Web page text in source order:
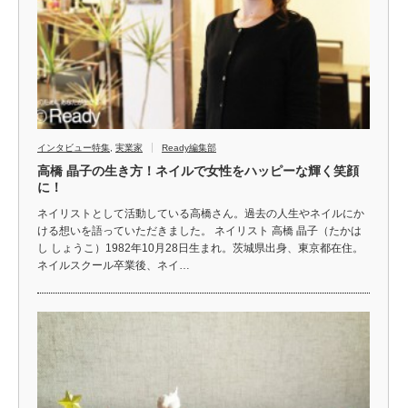
インタビュー特集 実業家 Ready編集部
高橋 晶子の生き方！ネイルで女性をハッピーな輝く笑顔
に！
ネイリストとして活動している高橋さん。過去の人生やネイルにか
ける想いを語っていただきました。 ネイリスト 高橋 晶子（たかは
し しょうこ）1982年10月28日生まれ。茨城県出身、東京都在住。
ネイルスクール卒業後、ネイ…